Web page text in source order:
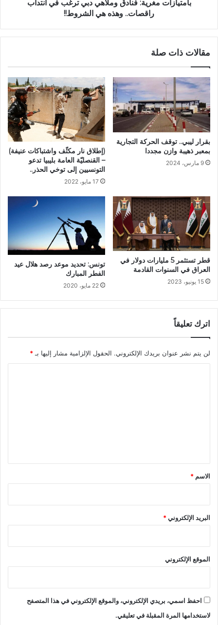
بامتيازات مغرية: فنادق وملاهي دبي ترغب في انتداب
راقصات.. وهذه هي الشروط!!
مقالات ذات صلة
بقرار ليبي.. توقف الحركة التجارية
بمعبر ذهيبة وازن مجددا
9 مارس، 2024
(إطلاق نار مكثّف واشتباكات عنيفة)
– القنصليّة العامة بليبيا تدعو
التونسيين إلى توخي الحذر..
17 مايو، 2022
قطر تستثمر 5 مليارات دولار في
العراق في السنوات القادمة
15 يونيو، 2023
تونس: تحديد موعد رصد هلال عيد
الفطر المبارك
22 مايو، 2020
اترك تعليقاً
لن يتم نشر عنوان بريدك الإلكتروني. الحقول الإلزامية مشار إليها بـ *
*
الاسم *
البريد الإلكتروني*
الموقع الإلكتروني
احفظ اسمي، بريدي الإلكتروني، والموقع الإلكتروني في هذا المتصفح
لاستخدامها المرة المقبلة في تعليقي.